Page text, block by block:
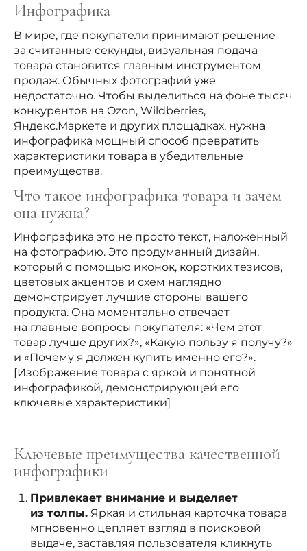
Инфографика
В мире, где покупатели принимают решение
за считанные секунды, визуальная подача
товара становится главным инструментом
продаж. Обычных фотографий уже
недостаточно. Чтобы выделиться на фоне тысяч
конкурентов на Ozon, Wildberries,
Яндекс.Маркете и других площадках, нужна
инфографика мощный способ превратить
характеристики товара в убедительные
преимущества.
Что такое инфографика товара и зачем
она нужна?
Инфографика это не просто текст, наложенный
на фотографию. Это продуманный дизайн,
который с помощью иконок, коротких тезисов,
цветовых акцентов и схем наглядно
демонстрирует лучшие стороны вашего
продукта. Она моментально отвечает
на главные вопросы покупателя: «Чем этот
товар лучше других?», «Какую пользу я получу?»
и «Почему я должен купить именно его?».
[Изображение товара с яркой и понятной
инфографикой, демонстрирующей его
ключевые характеристики]
Ключевые преимущества качественной
инфографики
Привлекает внимание и выделяет
из толпы. Яркая и стильная карточка товара
мгновенно цепляет взгляд в поисковой
выдаче, заставляя пользователя кликнуть